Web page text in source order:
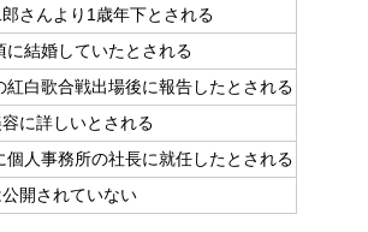
さんより1歳年下とされる
に結婚していたとされる
紅白歌合戦出場後に報告したとされる
に詳しいとされる
個人事務所の社長に就任したとされる
開されていない